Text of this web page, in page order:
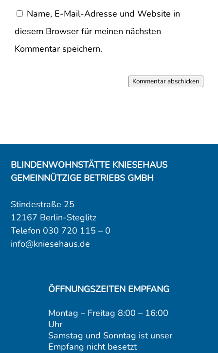
Name, E-Mail-Adresse und Website in
diesem Browser für meinen nächsten
Kommentar speichern.
Kommentar abschicken
BLINDENWOHNSTÄTTE KNIESEHAUS
GEMEINNÜTZIGE BETRIEBS GMBH
Stindestraße 25
12167 Berlin-Steglitz
Telefon 030 720 115 – 0
info@kniesehaus.de
ÖFFNUNGSZEITEN EMPFANG
Montag – Freitag 8:00 – 16:00
Uhr
Samstag und Sonntag ist unser
Empfang nicht besetzt